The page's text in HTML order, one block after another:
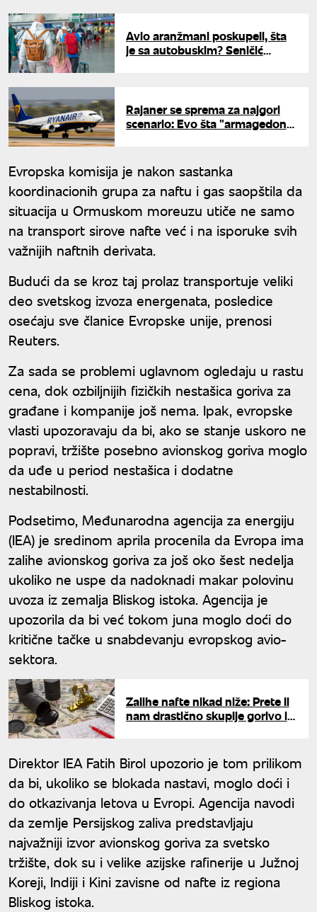
Avio aranžmani poskupeli, šta
je sa autobuskim? Seničić
Rajaner se sprema za najgori
scenario: Evo šta "armagedon
Evropska komisija je nakon sastanka
koordinacionih grupa za naftu i gas saopštila da
situacija u Ormuskom moreuzu utiče ne samo
na transport sirove nafte već i na isporuke svih
važnijih naftnih derivata.
Budući da se kroz taj prolaz transportuje veliki
deo svetskog izvoza energenata, posledice
osećaju sve članice Evropske unije, prenosi
Reuters.
Za sada se problemi uglavnom ogledaju u rastu
cena, dok ozbiljnijih fizičkih nestašica goriva za
građane i kompanije još nema. Ipak, evropske
vlasti upozoravaju da bi, ako se stanje uskoro ne
popravi, tržište posebno avionskog goriva moglo
da uđe u period nestašica i dodatne
nestabilnosti.
Podsetimo, Međunarodna agencija za energiju
(IEA) je sredinom aprila procenila da Evropa ima
zalihe avionskog goriva za još oko šest nedelja
ukoliko ne uspe da nadoknadi makar polovinu
uvoza iz zemalja Bliskog istoka. Agencija je
upozorila da bi već tokom juna moglo doći do
kritične tačke u snabdevanju evropskog avio-
sektora.
Zalihe nafte nikad niže: Prete li
nam drastično skuplje gorivo i
Direktor IEA Fatih Birol upozorio je tom prilikom
da bi, ukoliko se blokada nastavi, moglo doći i
do otkazivanja letova u Evropi. Agencija navodi
da zemlje Persijskog zaliva predstavljaju
najvažniji izvor avionskog goriva za svetsko
tržište, dok su i velike azijske rafinerije u Južnoj
Koreji, Indiji i Kini zavisne od nafte iz regiona
Bliskog istoka.